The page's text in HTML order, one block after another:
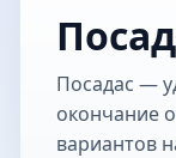
Посадас —
окончание
вариантов